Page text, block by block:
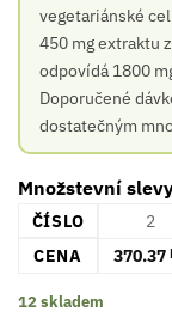
vegetariánské
450 mg extraktu
odpovídá 1800
Doporučené
dostatečným
Množstevní
ČÍSLO 2
CENA
370.37
12 skladem